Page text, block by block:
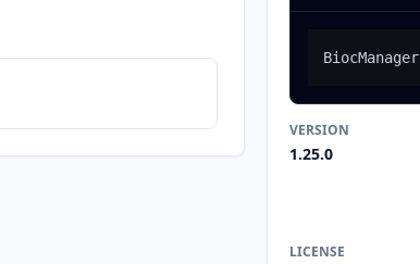
BiocManager
VERSION
1.25.0
LICENSE